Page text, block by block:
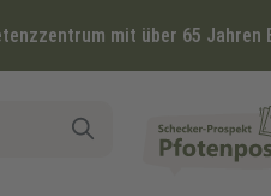
mit über 65 Jahren